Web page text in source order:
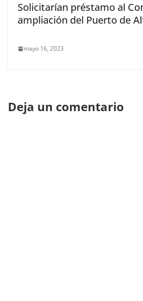
Solicitarían préstamo al
ampliación del Puerto de
mayo 16, 2023
Deja un comentario